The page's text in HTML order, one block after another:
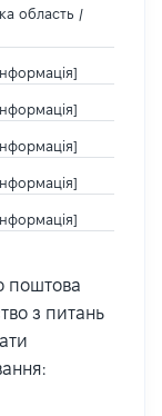
область /
поштова
з питань